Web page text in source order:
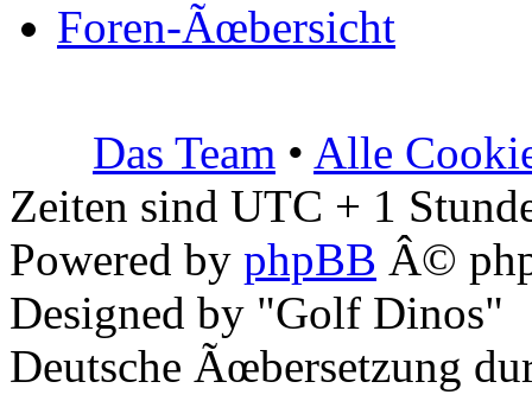
Foren-Ãœbersicht
Das Team • Alle
Zeiten sind UTC + 1
Powered by phpBB Â©
Designed by "Golf Dinos"
Deutsche Ãœbersetzung